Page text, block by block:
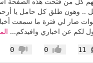
.. وهون طلق كل حامل يا أرحم
صار لي فترة ما سمعت
لكم عن اخباري وافيدكم...
11 إعجاب0 عدم إعجاب
0